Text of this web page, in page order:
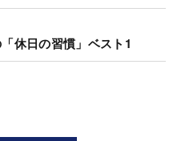
休日の習慣」ベスト1